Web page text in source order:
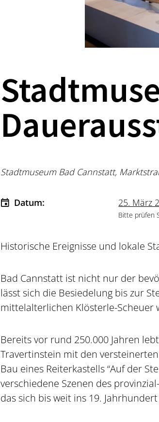
Stadtmuseum Bad Cannstatt,
Datum: 25. März
Bitte prüfen
Historische Ereignisse und lokale
Bad Cannstatt ist nicht nur der
lässt sich die Besiedelung bis zur
mittelalterlichen Klösterle-Scheuer
Bereits vor rund 250.000 Jahren
Travertinstein mit den
Bau eines Reiterkastells “Auf der
verschiedene Szenen des
das sich bis weit ins 19.